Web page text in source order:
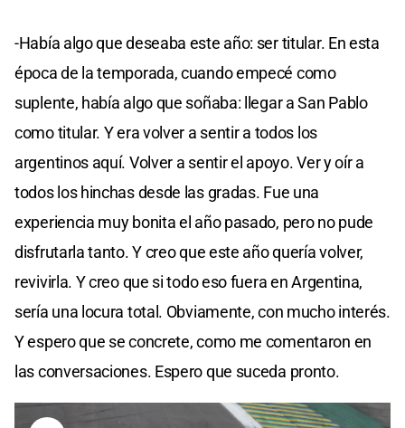
-Había algo que deseaba este año: ser titular. En esta
época de la temporada, cuando empecé como
suplente, había algo que soñaba: llegar a San Pablo
como titular. Y era volver a sentir a todos los
argentinos aquí. Volver a sentir el apoyo. Ver y oír a
todos los hinchas desde las gradas. Fue una
experiencia muy bonita el año pasado, pero no pude
disfrutarla tanto. Y creo que este año quería volver,
revivirla. Y creo que si todo eso fuera en Argentina,
sería una locura total. Obviamente, con mucho interés.
Y espero que se concrete, como me comentaron en
las conversaciones. Espero que suceda pronto.